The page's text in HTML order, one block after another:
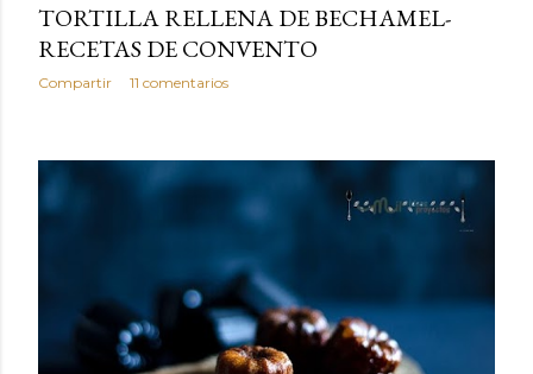
TORTILLA RELLENA DE BECHAMEL-
RECETAS DE CONVENTO
Compartir 11 comentarios